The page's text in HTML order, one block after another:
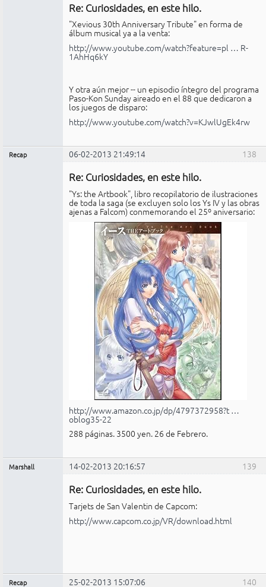
Re: Curiosidades, en este hilo.
"Xevious 30th Anniversary Tribute" en forma de
álbum musical ya a la venta:
http://www.youtube.com/watch?feature=pl … R-
1AhHq6kY
Y otra aún mejor -- un episodio íntegro del programa
Paso-Kon Sunday aireado en el 88 que dedicaron a
los juegos de disparo:
http://www.youtube.com/watch?v=KJwlUgEk4rw
138
Recap 06-02-2013 21:49:14
Re: Curiosidades, en este hilo.
"Ys: the Artbook", libro recopilatorio de ilustraciones
de toda la saga (se excluyen solo los Ys IV y las obras
ajenas a Falcom) conmemorando el 25º aniversario:
http://www.amazon.co.jp/dp/4797372958?t …
oblog35-22
288 páginas. 3500 yen. 26 de Febrero.
139
Marshall 14-02-2013 20:16:57
Re: Curiosidades, en este hilo.
Tarjets de San Valentin de Capcom:
http://www.capcom.co.jp/VR/download.html
140
Recap 25-02-2013 15:07:06